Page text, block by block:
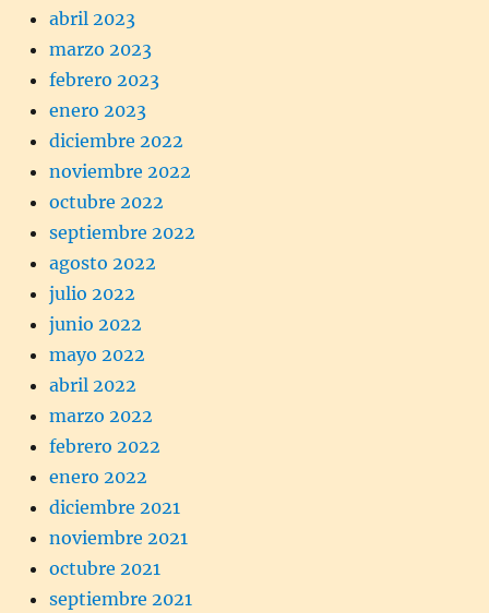
abril 2023
marzo 2023
febrero 2023
enero 2023
diciembre 2022
noviembre 2022
octubre 2022
septiembre 2022
agosto 2022
julio 2022
junio 2022
mayo 2022
abril 2022
marzo 2022
febrero 2022
enero 2022
diciembre 2021
noviembre 2021
octubre 2021
septiembre 2021